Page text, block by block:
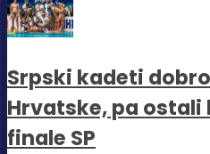
Srpski kadeti
Hrvatske, pa ostali
finale SP